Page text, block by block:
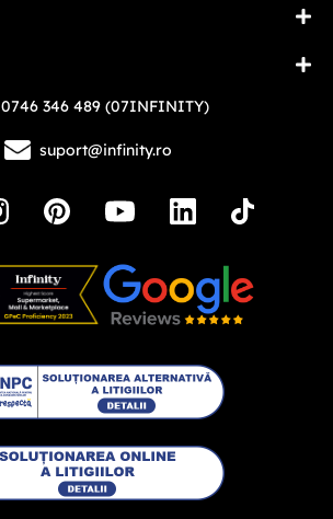
0746 346 489 (07INFINITY)
suport@infinity.ro